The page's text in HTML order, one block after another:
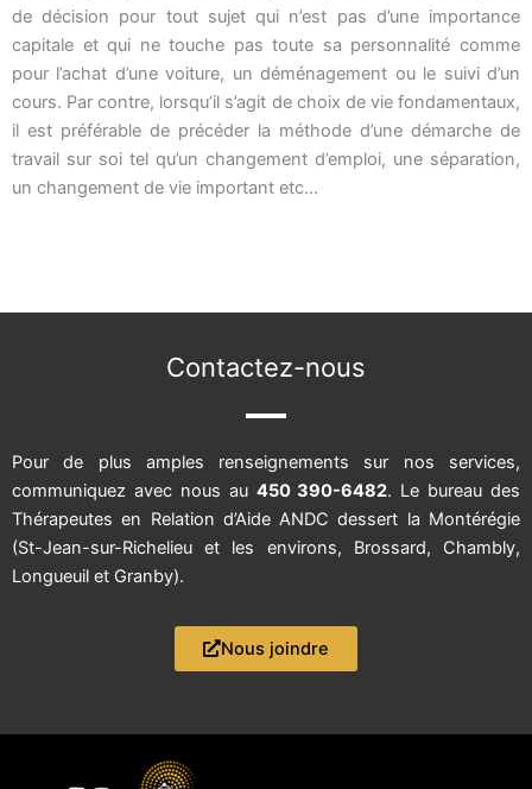
de décision pour tout sujet qui n’est pas d’une importance
capitale et qui ne touche pas toute sa personnalité comme
pour l’achat d’une voiture, un déménagement ou le suivi d’un
cours. Par contre, lorsqu’il s’agit de choix de vie fondamentaux,
il est préférable de précéder la méthode d’une démarche de
travail sur soi tel qu’un changement d’emploi, une séparation,
un changement de vie important etc…
Contactez-nous
Pour de plus amples renseignements sur nos services,
communiquez avec nous au 450 390-6482. Le bureau des
Thérapeutes en Relation d’Aide ANDC dessert la Montérégie
(St-Jean-sur-Richelieu et les environs, Brossard, Chambly,
Longueuil et Granby).
Nous joindre